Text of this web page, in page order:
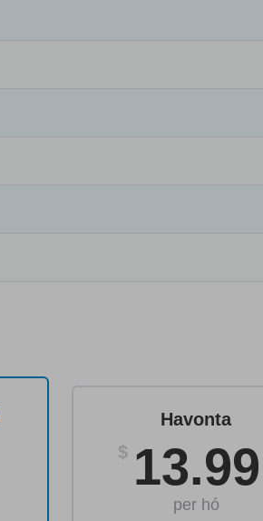
Havonta
$ 13.99
per hó